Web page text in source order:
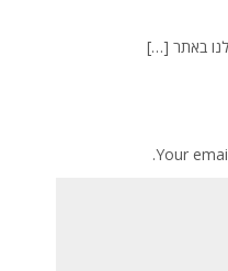
באתר […]
Your